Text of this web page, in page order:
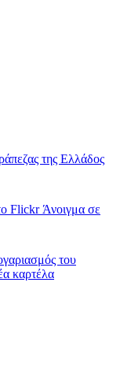
της Ελλάδος
FlickrΆνοιγμα σε
του
καρτέλα